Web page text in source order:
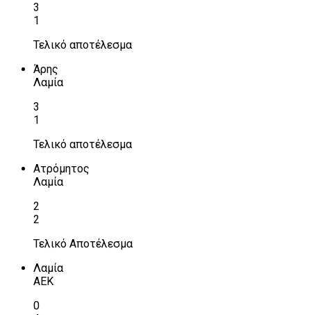
3
1
Τελικό αποτέλεσμα
Άρης
Λαμία
3
1
Τελικό αποτέλεσμα
Ατρόμητος
Λαμία
2
2
Τελικό Αποτέλεσμα
Λαμία
ΑΕΚ
0